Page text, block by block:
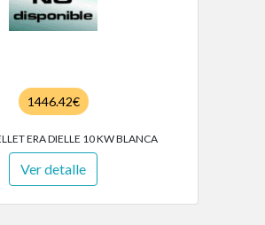
1446.42€
ERA DIELLE 10 KW BLANCA
Ver detalle